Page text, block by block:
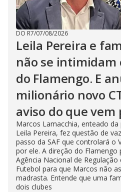
DO R7/07/08/2026
Leila Pereira e
não se intimidam
do Flamengo. E
milionário novo
aviso do que
Marcos Lamacchia, enteado
Leila Pereira, fez questão de
passo da SAF que controlará o
por ele. A direção do
Agência Nacional de
Futebol para que Marcos não
madrasta. Entende que uma
dois clubes